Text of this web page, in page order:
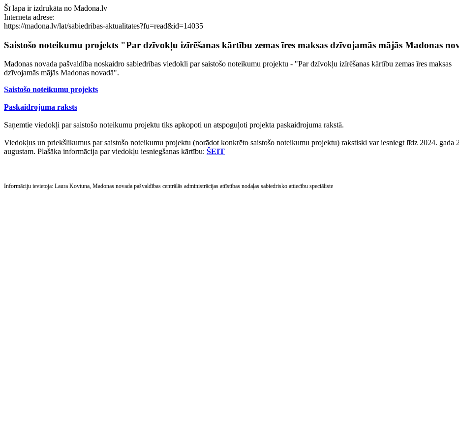
Šī lapa ir izdrukāta no Madona.lv
Interneta adrese:
https://madona.lv/lat/sabiedribas-aktualitates?fu=read&id=14035
Saistošo noteikumu projekts "Par dzīvokļu izīrēšanas kārtību zemas īres maksas dzīvojamās mājās Madonas
Madonas novada pašvaldība noskaidro sabiedrības viedokli par saistošo noteikumu projektu - "Par dzīvokļu izīrēšanas kārtību zemas īres maksas
dzīvojamās mājās Madonas novadā".
Saistošo noteikumu projekts
‌Paskaidrojuma raksts
Saņemtie viedokļi par saistošo noteikumu projektu tiks apkopoti un atspoguļoti projekta paskaidrojuma rakstā.
Viedokļus un priekšlikumus par saistošo noteikumu projektu (norādot konkrēto saistošo noteikumu projektu) rakstiski var iesniegt līdz 2024. gada
augustam. Plašāka informācija par viedokļu iesniegšanas kārtību: ŠEIT
‌Informāciju ievietoja: Laura Kovtuna, Madonas novada pašvaldības centrālās administrācijas attīstības nodaļas sabiedrisko attiecību speciāliste